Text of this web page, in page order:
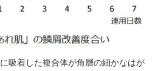
吸着した複合体が角層の細かなはが